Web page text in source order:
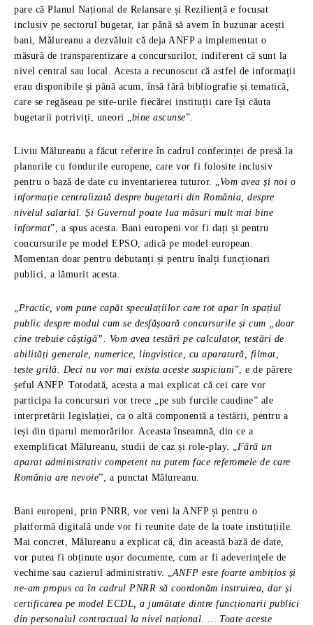
pare că Planul Național de Relansare și Reziliență e focusat
inclusiv pe sectorul bugetar, iar până să avem în buzunar acești
bani, Mălureanu a dezvăluit că deja ANFP a implementat o
măsură de transparentizare a concursurilor, indiferent că sunt la
nivel central sau local. Acesta a recunoscut că astfel de informații
erau disponibile și până acum, însă fără bibliografie și tematică,
care se regăseau pe site-urile fiecărei instituții care își căuta
bugetarii potriviți, uneori „bine ascunse”.
Liviu Mălureanu a făcut referire în cadrul conferinței de presă la
planurile cu fondurile europene, care vor fi folosite inclusiv
pentru o bază de date cu inventarierea tuturor. „Vom avea și noi o
informație centralizată despre bugetarii din România, despre
nivelul salarial. Și Guvernul poate lua măsuri mult mai bine
informat”, a spus acesta. Bani europeni vor fi dați și pentru
concursurile pe model EPSO, adică pe model european.
Momentan doar pentru debutanți și pentru înalți funcționari
publici, a lămurit acesta.
„Practic, vom pune capăt speculațiilor care tot apar în spațiul
public despre modul cum se desfășoară concursurile și cum „doar
cine trebuie câștigă”. Vom avea testări pe calculator, testări de
abilități generale, numerice, lingvistice, cu aparatură, filmat,
teste grilă. Deci nu vor mai exista aceste suspiciuni”, e de părere
șeful ANFP. Totodată, acesta a mai explicat că cei care vor
participa la concursuri vor trece „pe sub furcile caudine” ale
interpretării legislației, ca o altă componentă a testării, pentru a
ieși din tiparul memorărilor. Aceasta înseamnă, din ce a
exemplificat Mălureanu, studii de caz și role-play. „Fără un
aparat administrativ competent nu putem face referomele de care
România are nevoie”, a punctat Mălureanu.
Bani europeni, prin PNRR, vor veni la ANFP și pentru o
platformă digitală unde vor fi reunite date de la toate instituțiile.
Mai concret, Mălureanu a explicat că, din această bază de date,
vor putea fi obținute ușor documente, cum ar fi adeverințele de
vechime sau cazierul administrativ. „ANFP este foarte ambițios și
ne-am propus ca în cadrul PNRR să coordonăm instruirea, dar și
certificarea pe model ECDL, a jumătate dintre funcționarii publici
din personalul contractual la nivel național. … Toate aceste